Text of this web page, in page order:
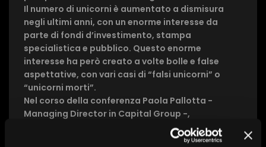
Il numero di unicorni è aumentato a dismisura
negli ultimi anni, con un enorme interesse da
parte di fondi d’investimento, stampa
specialistica e pubblico. Questo enorme
interesse ha però creato a volte bolle e false
aspettative, con vari casi di “falsi unicorni” o
“unicorni morti”.
Nel corso della conferenza Paola Pallotta -
Managing Director in Capital Group -,
intervisterà il Dott. Vincenzo Palermo che
traccerà la storia di casi famosi di unicorni del
Invia